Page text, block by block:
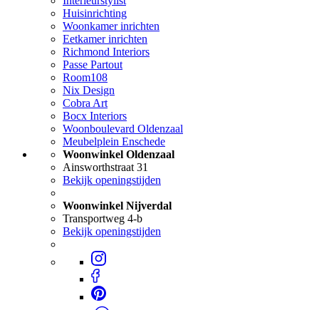
Huisinrichting
Woonkamer inrichten
Eetkamer inrichten
Richmond Interiors
Passe Partout
Room108
Nix Design
Cobra Art
Bocx Interiors
Woonboulevard Oldenzaal
Meubelplein Enschede
Woonwinkel Oldenzaal
Ainsworthstraat 31
Bekijk openingstijden
Woonwinkel Nijverdal
Transportweg 4-b
Bekijk openingstijden